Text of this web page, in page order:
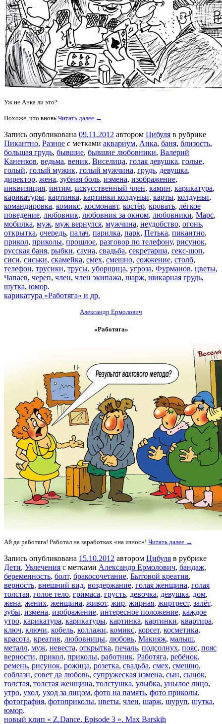
Уж не Анка ли это?
Похоже, что вновь Читать далее →
Запись опубликована 09.11.2012 автором Цибуля в рубрике
Пикантно, Разное с метками аквариум, Анка, баня, близость,
большая грудь, бывшие, бывшие любовники, Валерий
Каненков, ведьма, веник, Виселица, голая девушка, голые,
голый, голый мужик, голый мужчина, грудь, девушка,
директор, жена, зубная боль, измена, изображение,
инквизиция, интим, искусственный член, камин, карикатура,
карикатуры, картинка, картинки колдуньи, карты, колдуньи,
командировка, комикс, космонавт, костёр, кровать, лёгкое
поведение, любовник, любовник за окном, любовники, Марс,
мобилка, муж, муж вернулся, мужчина, неудобство, огонь,
открытка, очередь, палач, парилка, парк, Петька, пикантно,
прикол, приколы, прошлое, разговор по телефону, рисунок,
русская баня, рыбки, сауна, свадьба, секретарша, секс-шоп,
сиси, сиськи, скамейка, смех, смешно, сожжение, столб,
телефон, трусики, трусы, уборщица, угроза, Фурманов, цветы,
Чапаев, череп, член, член экипажа, шарж, шикарная грудь,
шутка, юмор.
карикатура «Работяга» и др.
Александр Ермолович
«Работяга»
Ай да работяга! Работал на заработках «на износ»! Читать далее →
Запись опубликована 15.10.2012 автором Цибуля в рубрике
Дети, Увлечения с метками Александр Ермолович, бандаж,
беременность, болт, бракосочетание, Бытовой креатив,
верность, внешний вид, воздержание, голая женщина, голая
толстая, голое тело, гримаса, грусть, девочка, девушка, дом,
жена, жених, женщина, живот, жир, жирная, жиртрест, залёт,
зубы, измена, изображение, интересное положение, каждое
утро, карикатура, карикатуры, картинка, картинки, квартира,
ключ, ключи, кобель, коллажи, комикс, корсет, косметика,
красота, креатив, любовницы, любовь, Макияж, малыш,
металл, муж, невеста, открытка, печаль, подсолнух, пояс, пояс
верности, прикол, приколы, работник, Работяга, ребёнок,
ремень, рисунок, рожица, розетка, свадьба, смех, смешно,
соблазн, совет да любовь, супружеская измена, сын, сынок,
толстая, толстая женщина, толстушка, улыбка, унылое лицо,
утро, уход, уход за лицом, фото на память, фото приколы,
фотография, фотоприколы, цветы, член, шарж, шуруп, шутка,
юмор.
новый клип « Z.Dance. Episode 3 ». Max Barskih